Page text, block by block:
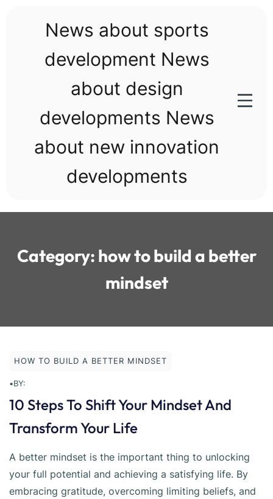
News about sports
development News
about design
developments News
about new innovation
developments
Category: how to build a better
mindset
HOW TO BUILD A BETTER MINDSET
•BY:
10 Steps To Shift Your Mindset And
Transform Your Life
A better mindset is the important thing to unlocking
your full potential and achieving a satisfying life. By
embracing gratitude, overcoming limiting beliefs, and